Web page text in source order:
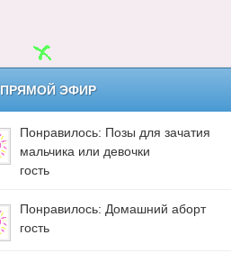
ПРЯМОЙ ЭФИР
Понравилось: Позы для зачатия
мальчика или девочки
гость
Понравилось: Домашний аборт
гость